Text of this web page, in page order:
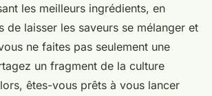
les meilleurs ingrédients, en
de laisser les saveurs se mélanger et
ne faites pas seulement une
un fragment de la culture
êtes-vous prêts à vous lancer